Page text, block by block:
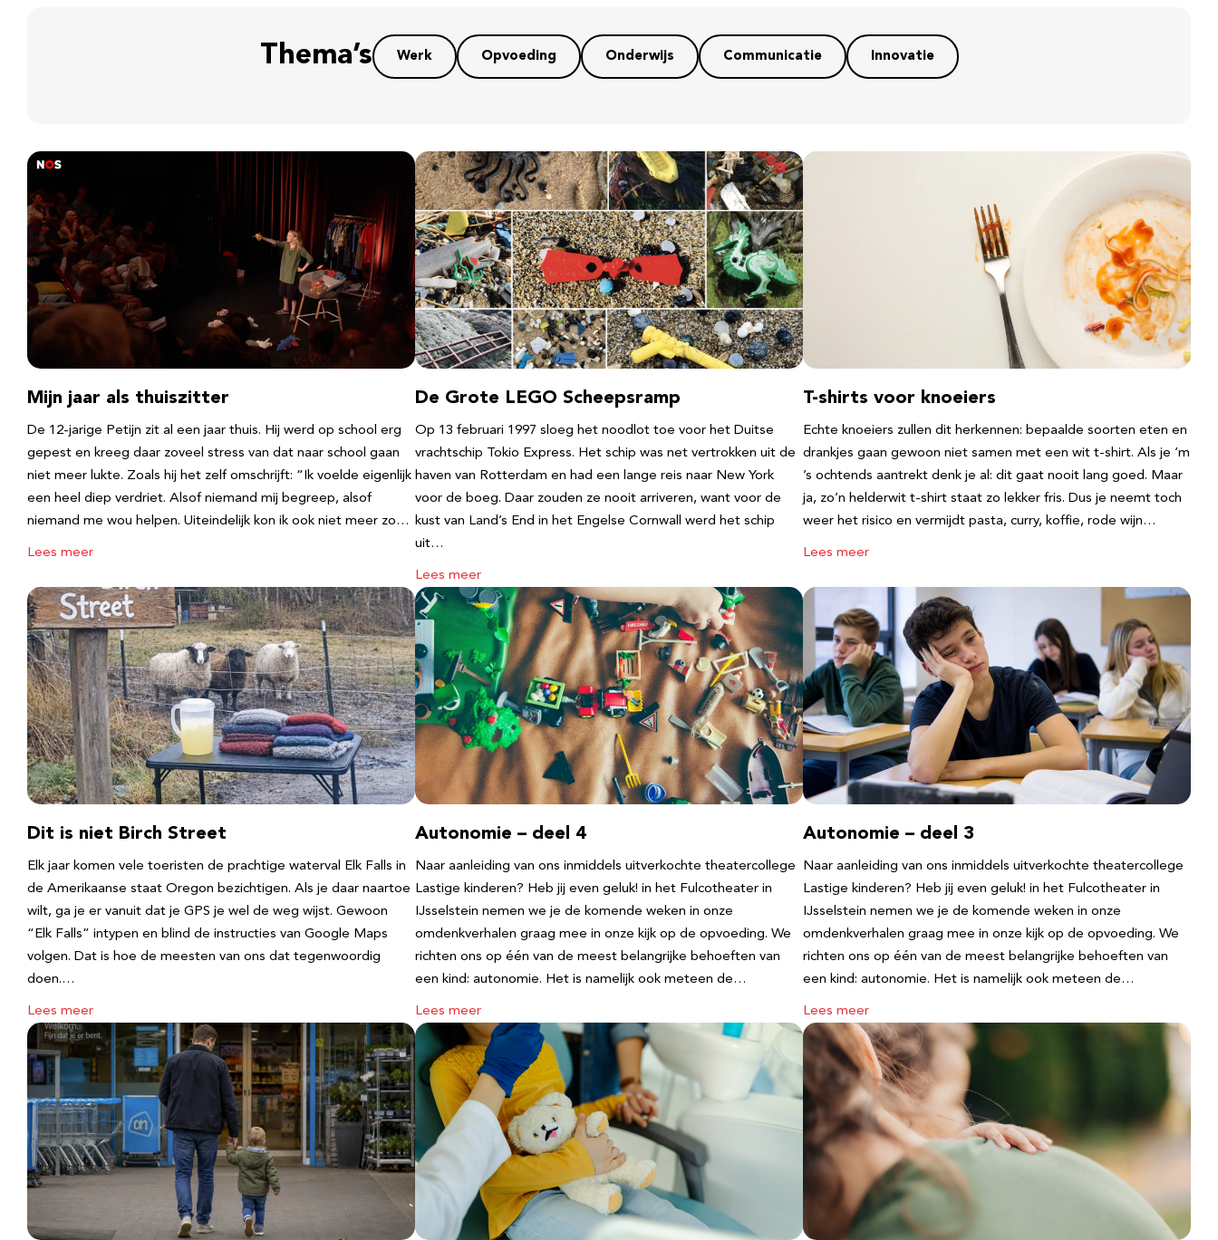
Thema’s Werk Opvoeding Onderwijs Communicatie Innovatie
Mijn jaar als thuiszitter
De 12-jarige Petijn zit al een jaar thuis. Hij werd op school erg
gepest en kreeg daar zoveel stress van dat naar school gaan
niet meer lukte. Zoals hij het zelf omschrijft: “Ik voelde eigenlijk
een heel diep verdriet. Alsof niemand mij begreep, alsof
niemand me wou helpen. Uiteindelijk kon ik ook niet meer zo…
Lees meer
De Grote LEGO Scheepsramp
Op 13 februari 1997 sloeg het noodlot toe voor het Duitse
vrachtschip Tokio Express. Het schip was net vertrokken uit de
haven van Rotterdam en had een lange reis naar New York
voor de boeg. Daar zouden ze nooit arriveren, want voor de
kust van Land’s End in het Engelse Cornwall werd het schip
uit…
Lees meer
T-shirts voor knoeiers
Echte knoeiers zullen dit herkennen: bepaalde soorten eten en
drankjes gaan gewoon niet samen met een wit t-shirt. Als je ‘m
’s ochtends aantrekt denk je al: dit gaat nooit lang goed. Maar
ja, zo’n helderwit t-shirt staat zo lekker fris. Dus je neemt toch
weer het risico en vermijdt pasta, curry, koffie, rode wijn…
Lees meer
Dit is niet Birch Street
Elk jaar komen vele toeristen de prachtige waterval Elk Falls in
de Amerikaanse staat Oregon bezichtigen. Als je daar naartoe
wilt, ga je er vanuit dat je GPS je wel de weg wijst. Gewoon
“Elk Falls” intypen en blind de instructies van Google Maps
volgen. Dat is hoe de meesten van ons dat tegenwoordig
doen.…
Lees meer
Autonomie – deel 4
Naar aanleiding van ons inmiddels uitverkochte theatercollege
Lastige kinderen? Heb jij even geluk! in het Fulcotheater in
IJsselstein nemen we je de komende weken in onze
omdenkverhalen graag mee in onze kijk op de opvoeding. We
richten ons op één van de meest belangrijke behoeften van
een kind: autonomie. Het is namelijk ook meteen de…
Lees meer
Autonomie – deel 3
Naar aanleiding van ons inmiddels uitverkochte theatercollege
Lastige kinderen? Heb jij even geluk! in het Fulcotheater in
IJsselstein nemen we je de komende weken in onze
omdenkverhalen graag mee in onze kijk op de opvoeding. We
richten ons op één van de meest belangrijke behoeften van
een kind: autonomie. Het is namelijk ook meteen de…
Lees meer